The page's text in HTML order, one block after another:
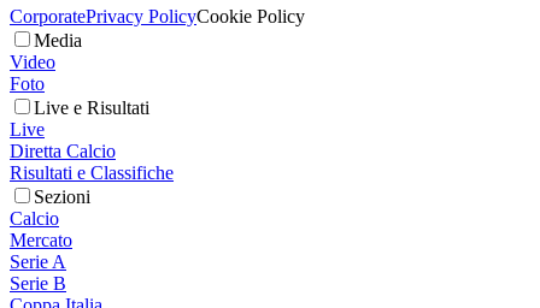
CorporatePrivacy PolicyCookie Policy
Media
Video
Foto
Live e Risultati
Live
Diretta Calcio
Risultati e Classifiche
Sezioni
Calcio
Mercato
Serie A
Serie B